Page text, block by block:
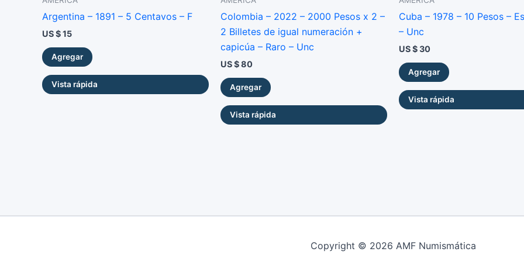
Argentina – 1891 – 5 Centavos – F
US $15
Agregar
Vista rápida
Colombia – 2022 – 2000 Pesos x 2 –
2 Billetes de igual numeración +
capicúa – Raro – Unc
US $80
Agregar
Vista rápida
Cuba – 1978 – 10 Pesos –
– Unc
US $30
Agregar
Vista rápida
Copyright © 2026 AMF Numismática